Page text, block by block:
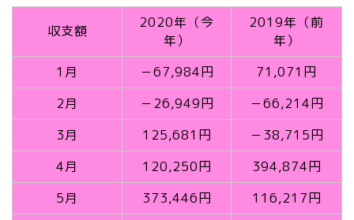
収支額
2020年（今
年）
2019年（前
年）
1月
－67,984円
71,071円
2月
－26,949円
－66,214円
3月
125,681円
－38,715円
4月
120,250円
394,874円
5月
373,446円
116,217円